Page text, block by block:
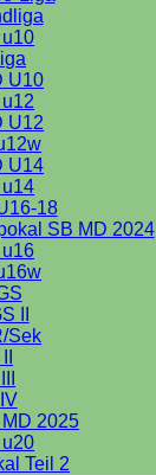
u10
U10
U12
U14
u14
18
SB MD 2024
u16
II
Sek
2025
u20
Teil 2